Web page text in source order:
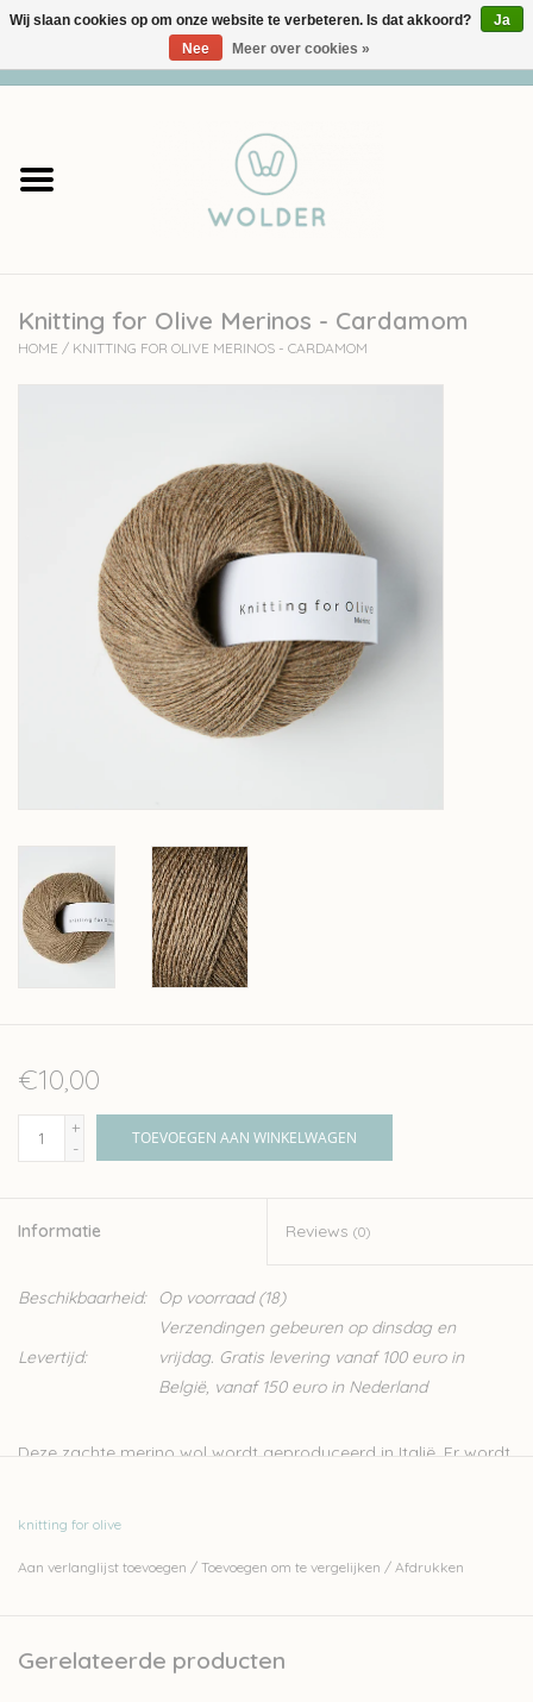
Garens
Accessoires
Over wolder
Knitting for Olive Merinos - Cardamom
HOME / KNITTING FOR OLIVE MERINOS - CARDAMOM
€10,00
+
-
TOEVOEGEN AAN WINKELWAGEN
Informatie Reviews (0)
Beschikbaarheid: Op voorraad(18)
Levertijd:
Verzendingen gebeuren op dinsdag en
vrijdag. Gratis levering vanaf 100 euro in
België, vanaf 150 euro in Nederland
Deze zachte merino wol wordt geproduceerd in Italië. Er wordt
knitting for olive
Aan verlanglijst toevoegen / Toevoegen om te vergelijken / Afdrukken
Gerelateerde producten
Wij slaan cookies op om onze website te verbeteren. Is dat akkoord?
Ja
Nee
Meer over cookies »